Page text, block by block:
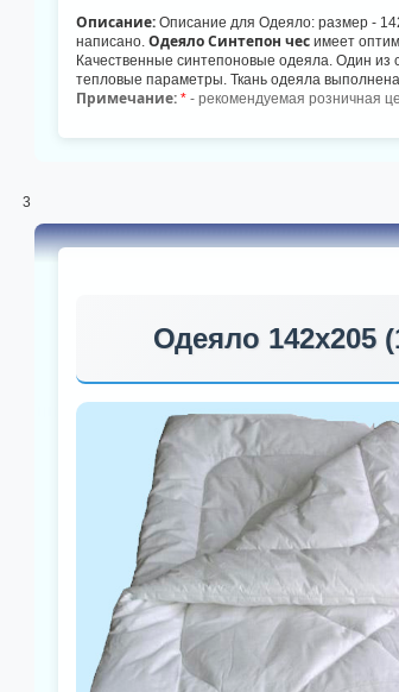
Описание: Описание для Одеяло: размер -
написано. Одеяло Синтепон чес имеет
Качественные синтепоновые одеяла. Один из
тепловые параметры. Ткань одеяла
Примечание: * - рекомендуемая розничная
3
Одеяло 142х205